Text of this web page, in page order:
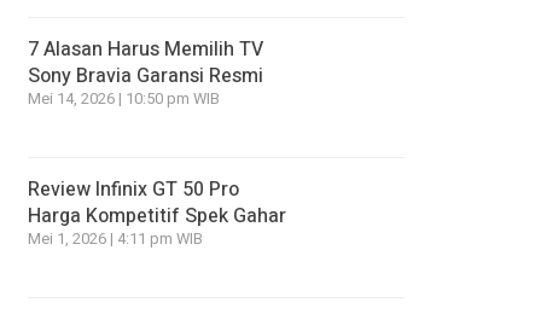
7 Alasan Harus Memilih TV
Sony Bravia Garansi Resmi
Mei 14, 2026 | 10:50 pm WIB
Review Infinix GT 50 Pro
Harga Kompetitif Spek Gahar
Mei 1, 2026 | 4:11 pm WIB